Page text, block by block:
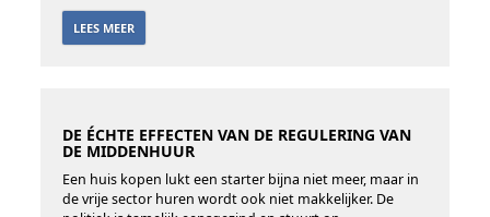
LEES MEER
DE ÉCHTE EFFECTEN VAN DE REGULERING VAN
DE MIDDENHUUR
Een huis kopen lukt een starter bijna niet meer, maar in
de vrije sector huren wordt ook niet makkelijker. De